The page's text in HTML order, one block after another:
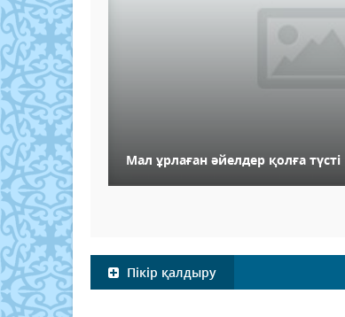
Мал ұрлаған әйелдер қолға түсті
Пікір қалдыру